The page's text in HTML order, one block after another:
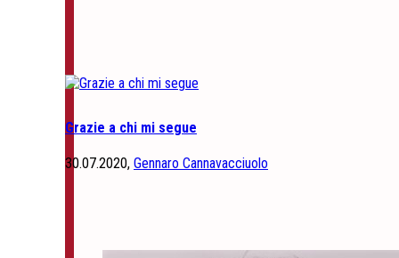
Grazie a chi mi segue
30.07.2020, Gennaro Cannavacciuolo